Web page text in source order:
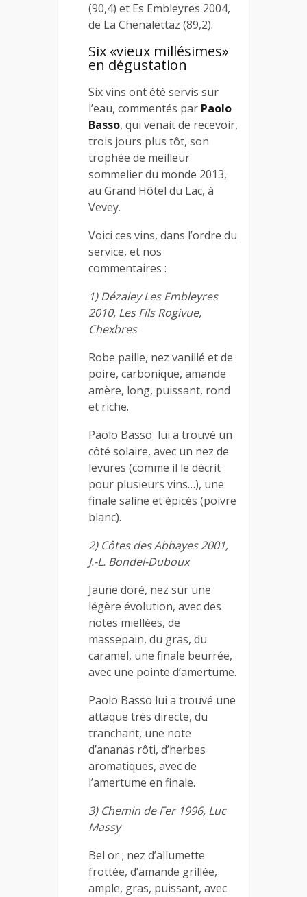
(90,4) et Es Embleyres 2004,
de La Chenalettaz (89,2).
Six «vieux millésimes»
en dégustation
Six vins ont été servis sur
l’eau, commentés par Paolo
Basso, qui venait de recevoir,
trois jours plus tôt, son
trophée de meilleur
sommelier du monde 2013,
au Grand Hôtel du Lac, à
Vevey.
Voici ces vins, dans l’ordre du
service, et nos
commentaires :
1) Dézaley Les Embleyres
2010, Les Fils Rogivue,
Chexbres
Robe paille, nez vanillé et de
poire, carbonique, amande
amère, long, puissant, rond
et riche.
Paolo Basso lui a trouvé un
côté solaire, avec un nez de
levures (comme il le décrit
pour plusieurs vins…), une
finale saline et épicés (poivre
blanc).
2) Côtes des Abbayes 2001,
J.-L. Bondel-Duboux
Jaune doré, nez sur une
légère évolution, avec des
notes miellées, de
massepain, du gras, du
caramel, une finale beurrée,
avec une pointe d’amertume.
Paolo Basso lui a trouvé une
attaque très directe, du
tranchant, une note
d’ananas rôti, d’herbes
aromatiques, avec de
l’amertume en finale.
3) Chemin de Fer 1996, Luc
Massy
Bel or ; nez d’allumette
frottée, d’amande grillée,
ample, gras, puissant, avec